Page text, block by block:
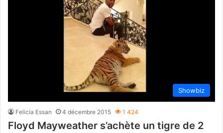
Showbiz
Felicia Essan 4 décembre 2015 1 424
Floyd Mayweather s’achète un tigre de 2